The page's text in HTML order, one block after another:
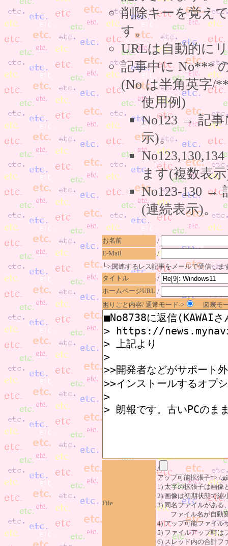
削除キーを覚え
す。
URLは自動的に
記事中に No***
(No は半角英字/
使用例)
No123 → 記事
示)。
ます(複数表
No123-130 →
(連続表示)。
お名前
/
E-Mail
/
└> 関連するレス記事をメールで受信しま
タイトル
/
ホームページURL /
困りごと内容/ 通常モード->
図表モ
File
/
アップ可能拡張子=> /
1) 太字の拡張子は画像
2) 画像は初期状態で縮
3) 同名ファイルがある
ファイル名が自動
4) アップ可能ファイル
5) ファイルアップ時は
6) スレッド内の合計